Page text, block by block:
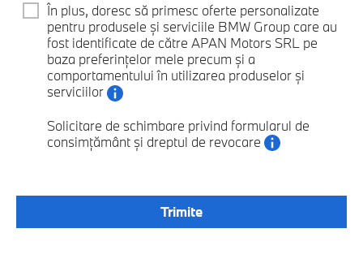
În plus, doresc să primesc oferte personalizate
pentru produsele și serviciile BMW Group care au
fost identificate de către APAN Motors SRL pe
baza preferințelor mele precum și a
comportamentului în utilizarea produselor și
serviciilor
Solicitare de schimbare privind formularul de
consimțământ și dreptul de revocare